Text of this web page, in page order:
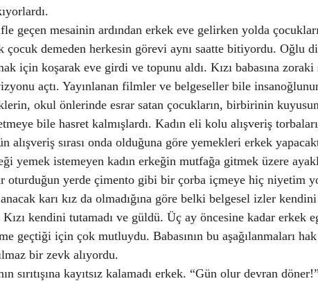
geçen mesainin ardından erkek eve gelirken yolda
çocuk demeden herkesin görevi aynı saatte bitiyordu. Oğlu
için koşarak eve girdi ve topunu aldı. Kızı babasına
açtı. Yayınlanan filmler ve belgeseller bile
okul önlerinde esrar satan çocukların, birbirinin
bile hasret kalmışlardı. Kadın eli kolu alışveriş
alışveriş sırası onda olduğuna göre yemekleri erkek
yemek istemeyen kadın erkeğin mutfağa gitmek üzere
oturduğun yerde çimento gibi bir çorba içmeye hiç niyetim
karı kız da olmadığına göre belki belgesel izler
kendini tutamadı ve güldü. Üç ay öncesine kadar erkek
geçtiği için çok mutluydu. Babasının bu aşağılanmaları
bir zevk alıyordu.
sırıtışına kayıtsız kalamadı erkek. “Gün olur devran